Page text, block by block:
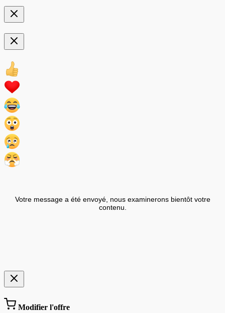
Votre message a été envoyé, nous examinerons bientôt votre
contenu.
Modifier l'offre